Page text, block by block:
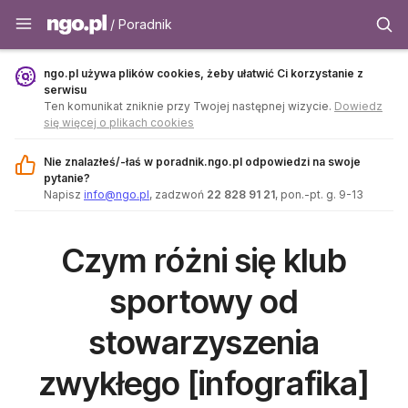
Poradnik - ngo.pl
/ Poradnik
ngo.pl używa plików cookies, żeby ułatwić Ci korzystanie z
serwisu
Ten komunikat zniknie przy Twojej następnej wizycie. Dowiedz
się więcej o plikach cookies
Nie znalazłeś/-łaś w poradnik.ngo.pl odpowiedzi na swoje
pytanie?
Napisz info@ngo.pl, zadzwoń 22 828 91 21, pon.-pt. g. 9-13
Czym różni się klub
sportowy od
stowarzyszenia
zwykłego [infografika]